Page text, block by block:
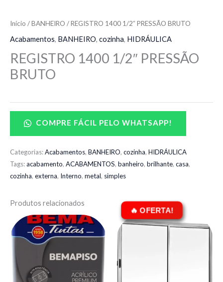
Início /BANHEIRO / REGISTRO 1400 1/2″ PRESSÃO BRUTO
Acabamentos, BANHEIRO, cozinha, HIDRÁULICA
REGISTRO 1400 1/2″ PRESSÃO
BRUTO
COMPRE FÁCIL PELO WHATSAPP!
Categorias:Acabamentos, BANHEIRO, cozinha, HIDRÁULICA
Tags:acabamento, ACABAMENTOS, banheiro, brilhante, casa,
cozinha, externa, Interno, metal, simples
Produtos relacionados
O
preço
O
preço